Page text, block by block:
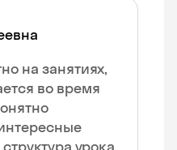
на занятиях,
во время